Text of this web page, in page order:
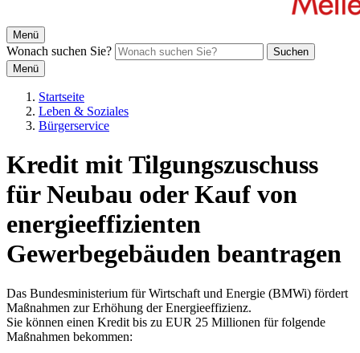
Menü
Wonach suchen Sie?
Suchen
Menü
Startseite
Leben & Soziales
Bürgerservice
Kredit mit Tilgungszuschuss
für Neubau oder Kauf von
energieeffizienten
Gewerbegebäuden beantragen
Das Bundesministerium für Wirtschaft und Energie (BMWi) fördert
Maßnahmen zur Erhöhung der Energieeffizienz.
Sie können einen Kredit bis zu EUR 25 Millionen für folgende
Maßnahmen bekommen: